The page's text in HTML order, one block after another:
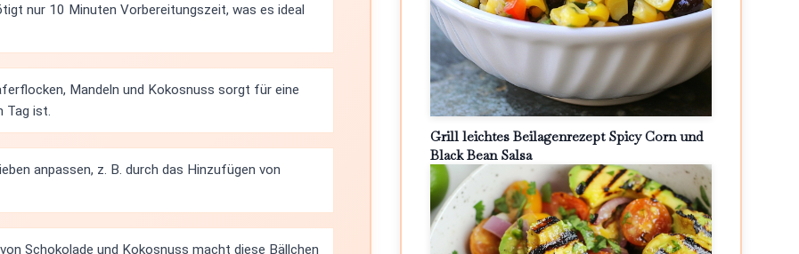
nur 10 Minuten Vorbereitungszeit, was es ideal
Mandeln und Kokosnuss sorgt für eine
Tag ist.
anpassen, z. B. durch das Hinzufügen von
Schokolade und Kokosnuss macht diese Bällchen
Grill leichtes Beilagenrezept Spicy Corn und
Black Bean Salsa